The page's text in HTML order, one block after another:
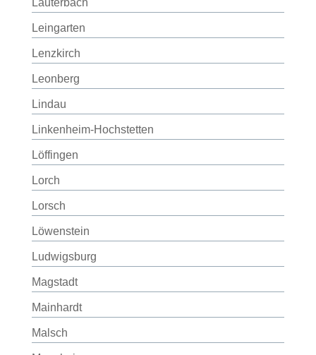
Lauterbach
Leingarten
Lenzkirch
Leonberg
Lindau
Linkenheim-Hochstetten
Löffingen
Lorch
Lorsch
Löwenstein
Ludwigsburg
Magstadt
Mainhardt
Malsch